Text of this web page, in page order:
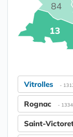
13
84
Vitrolles -
Rognac -
Saint-